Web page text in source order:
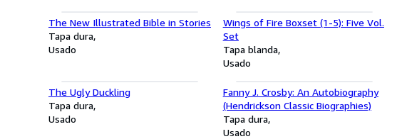
The New Illustrated Bible in Stories
Tapa dura
Usado
Wings of Fire Boxset (1-5): Five Vol.
Set
Tapa blanda
Usado
The Ugly Duckling
Tapa dura
Usado
Fanny J. Crosby: An Autobiography
(Hendrickson Classic Biographies)
Tapa dura
Usado